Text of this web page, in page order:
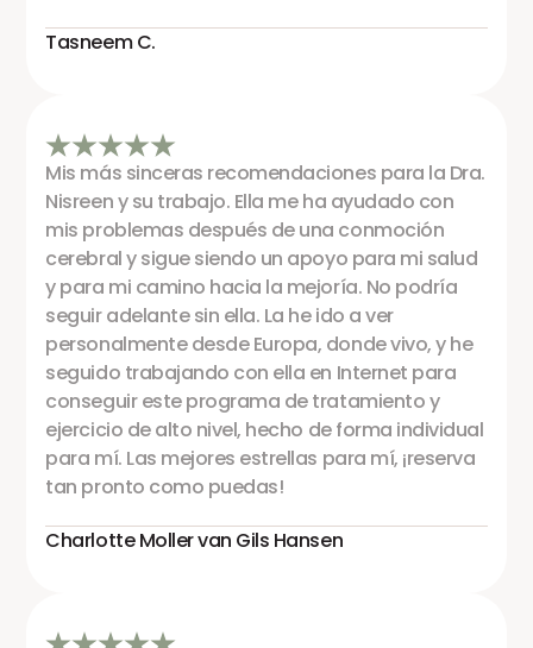
Tasneem C.
Mis más sinceras recomendaciones para la Dra.
Nisreen y su trabajo. Ella me ha ayudado con
mis problemas después de una conmoción
cerebral y sigue siendo un apoyo para mi salud
y para mi camino hacia la mejoría. No podría
seguir adelante sin ella. La he ido a ver
personalmente desde Europa, donde vivo, y he
seguido trabajando con ella en Internet para
conseguir este programa de tratamiento y
ejercicio de alto nivel, hecho de forma individual
para mí. Las mejores estrellas para mí, ¡reserva
tan pronto como puedas!
Charlotte Moller van Gils Hansen